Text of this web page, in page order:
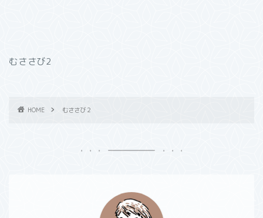
むささび2
HOME むささび２